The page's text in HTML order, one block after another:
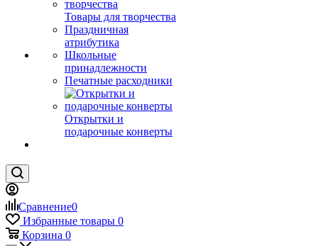
Товары для творчества
Праздничная
атрибутика
Школьные
принадлежности
Печатные расходники
Открытки и
подарочные конверты
Сравнение0
Избранные товары 0
Корзина 0